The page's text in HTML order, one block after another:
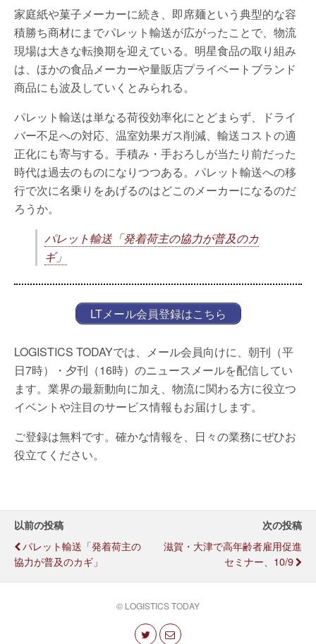
家庭紙や菓子メーカーに続き、即席麺という典型的な容
積勝ち商材にまでパレット輸送が広がったことで、物流
現場は大きな転換期を迎えている。明星食品の取り組み
は、ほかの食品メーカーや量販店プライベートブランド
商品にも波及していくとみられる。
パレット輸送は単なる荷役効率化にとどまらず、ドライ
バー不足への対応、温室効果ガス削減、輸送コストの適
正化にも寄与する。手積み・手おろしが当たり前だった
時代は過去のものになりつつある。パレット輸送への移
行で次に名乗りをあげるのはどこのメーカーになるのだ
ろうか。
パレット輸送「発着荷主の協力が普及のカ
ギ」
LTメール会員登録はこちら
LOGISTICS TODAYでは、メール会員向けに、朝刊（平
日7時）・夕刊（16時）のニュースメールを配信してい
ます。業界の最新動向に加え、物流に関わる方に役立つ
イベントや注目のサービス情報もお届けします。
ご登録は無料です。確かな情報を、日々の業務にぜひお
役立てください。
以前の投稿
パレット輸送「発着荷主の
協力が普及のカギ」
次の投稿
滋賀・大津で高年齢者雇用促進
セミナー、10/9
© LOGISTICS TODAY